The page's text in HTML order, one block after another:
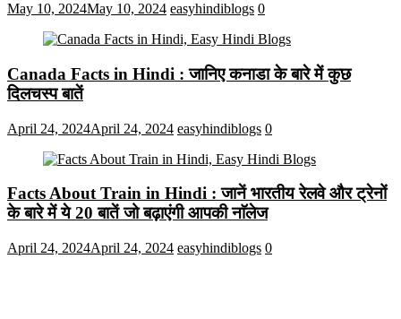
May 10, 2024May 10, 2024 easyhindiblogs 0
Canada Facts in Hindi : जानिए कनाडा के बारे में कुछ
दिलचस्प बातें
April 24, 2024April 24, 2024 easyhindiblogs 0
Facts About Train in Hindi : जानें भारतीय रेलवे और ट्रेनों
के बारे में ये 20 बातें जो बढ़ाएंगी आपकी नाॅलेज
April 24, 2024April 24, 2024 easyhindiblogs 0